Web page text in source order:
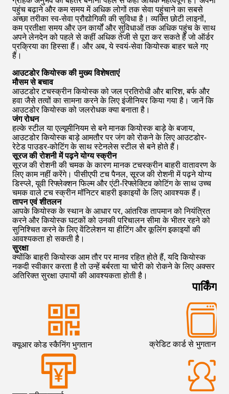
पहुंच बढ़ाने और कम समय में अधिक लोगों तक सेवा पहुंचाने का सबसे
अच्छा तरीका स्व-सेवा प्रौद्योगिकी की सुविधा है। व्यक्ति छोटी लाइनों,
कम प्रतीक्षा समय और उन कार्यों और सुविधाओं तक अधिक पहुंच के साथ
अपने लेनदेन को पहले से कहीं अधिक तेजी से पूरा कर सकते हैं जो ऑर्डर
प्रक्रिया का हिस्सा हैं। और अब, ये स्वयं-सेवा कियोस्क बाहर चले गए
हैं।
आउटडोर कियोस्क की मुख्य विशेषताएं
मौसम से बचाव
आउटडोर टचस्क्रीन कियोस्क को जल प्रतिरोधी और बारिश, बर्फ और
हवा जैसे तत्वों का सामना करने के लिए इंजीनियर किया गया है। जानें कि
आउटडोर कियोस्क को जलरोधक क्या बनाता है।
जंग रोधन
हल्के स्टील या एल्यूमीनियम से बने मानक कियोस्क बाड़े के बजाय,
आउटडोर कियोस्क बाड़े आमतौर पर जंग को रोकने के लिए आउटडोर-
रेटेड पाउडर-कोटिंग के साथ स्टेनलेस स्टील से बने होते हैं।
सूरज की रोशनी में पढ़ने योग्य स्क्रीन
सूरज की रोशनी की चमक के कारण मानक टचस्क्रीन बाहरी वातावरण के
लिए काम नहीं करेंगे। पीसीएपी टच पैनल, सूरज की रोशनी में पढ़ने योग्य
डिस्प्ले, यूवी रिफ्लेक्शन फिल्म और एंटी-रिफ्लेक्टिव कोटिंग के साथ उच्च
चमक वाले टच स्क्रीन मॉनिटर बाहरी इकाइयों के लिए आवश्यक हैं।
तापन एवं शीतलन
आपके कियोस्क के स्थान के आधार पर, आंतरिक तापमान को नियंत्रित
करने और कियोस्क घटकों को उनकी परिचालन सीमा के भीतर रहने को
सुनिश्चित करने के लिए वेंटिलेशन या हीटिंग और कूलिंग इकाइयों की
आवश्यकता हो सकती है।
सुरक्षा
क्योंकि बाहरी कियोस्क आम तौर पर मानव रहित होते हैं, यदि कियोस्क
नकदी स्वीकार करता है तो उन्हें बर्बरता या चोरी को रोकने के लिए अक्सर
अतिरिक्त सुरक्षा उपायों की आवश्यकता होती है।
पार्किंग
क्यूआर कोड स्कैनिंग भुगतान क्रेडिट कार्ड से भुगतान